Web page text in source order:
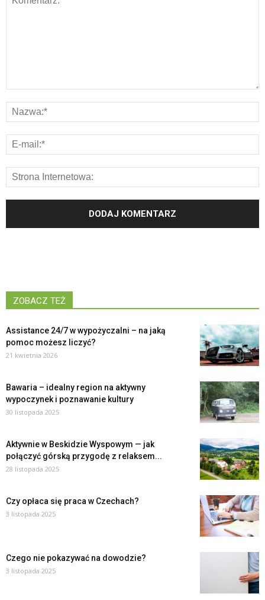
ZOBACZ TEŻ
Assistance 24/7 w wypożyczalni – na jaką
pomoc możesz liczyć?
21 kwietnia 2026
Bawaria – idealny region na aktywny
wypoczynek i poznawanie kultury
30 listopada 2025
Aktywnie w Beskidzie Wyspowym — jak
połączyć górską przygodę z relaksem...
28 listopada 2025
Czy opłaca się praca w Czechach?
3 listopada 2025
Czego nie pokazywać na dowodzie?
3 listopada 2025